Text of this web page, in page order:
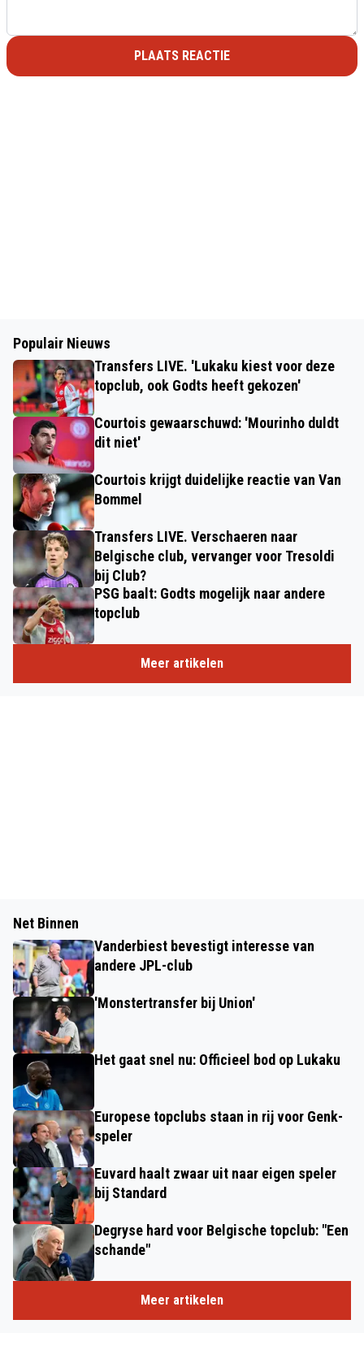
PLAATS REACTIE
Populair Nieuws
Transfers LIVE. 'Lukaku kiest voor deze
topclub, ook Godts heeft gekozen'
Courtois gewaarschuwd: 'Mourinho duldt
dit niet'
Courtois krijgt duidelijke reactie van Van
Bommel
Transfers LIVE. Verschaeren naar
Belgische club, vervanger voor Tresoldi
bij Club?
PSG baalt: Godts mogelijk naar andere
topclub
Meer artikelen
Net Binnen
Vanderbiest bevestigt interesse van
andere JPL-club
'Monstertransfer bij Union'
Het gaat snel nu: Officieel bod op Lukaku
Europese topclubs staan in rij voor Genk-
speler
Euvard haalt zwaar uit naar eigen speler
bij Standard
Degryse hard voor Belgische topclub: "Een
schande"
Meer artikelen